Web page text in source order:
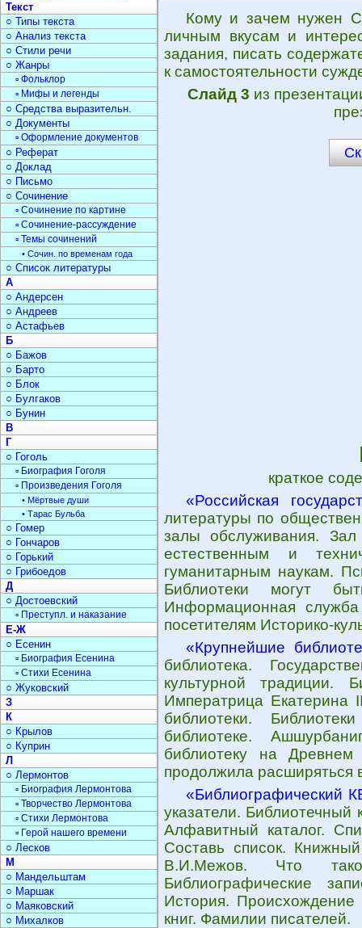
Кому и зачем нужен
личным вкусам и
задания, писать
к самостоятельности
Слайд 3 из
краткое
«Российская
литературы по
залы обслуживания.
естественным и
гуманитарным наукам.
Библиотеки могут
Информационная
посетителям Историко-
«Крупнейшие
библиотека.
культурной традиции.
Императрица Екатерина
библиотеки.
библиотеке.
библиотеку на
продолжила расширяться
«Библиографический
указатели. Библиотечный
Алфавитный каталог.
Составь список.
В.И.Межов. Что
Библиографические
История. Происхождение
книг. Фамилии писателей.
Текст
○ Типы текста
○ Анализ текста
○ Стили речи
○ Жанры
▫ Фольклор
▫ Мифы и легенды
○ Средства выразительн.
○ Документы
▫ Оформление документов
○ Реферат
○ Доклад
○ Письмо
○ Сочинение
▫ Сочинение по картине
▫ Сочинение-рассуждение
▫ Темы сочинений
• Сочин. по временам года
○ Список литературы
А
○ Андерсен
○ Андреев
○ Астафьев
Б
○ Бажов
○ Барто
○ Блок
○ Булгаков
○ Бунин
В
Г
○ Гоголь
▫ Биография Гоголя
▫ Произведения Гоголя
• Мёртвые души
• Тарас Бульба
○ Гомер
○ Гончаров
○ Горький
○ Грибоедов
Д
○ Достоевский
▫ Преступл. и наказание
Е-Ж
○ Есенин
▫ Биография Есенина
▫ Стихи Есенина
○ Жуковский
З
К
○ Крылов
○ Куприн
Л
○ Лермонтов
▫ Биография Лермонтова
▫ Творчество Лермонтова
▫ Стихи Лермонтова
▫ Герой нашего времени
○ Лесков
М
○ Мандельштам
○ Маршак
○ Маяковский
○ Михалков